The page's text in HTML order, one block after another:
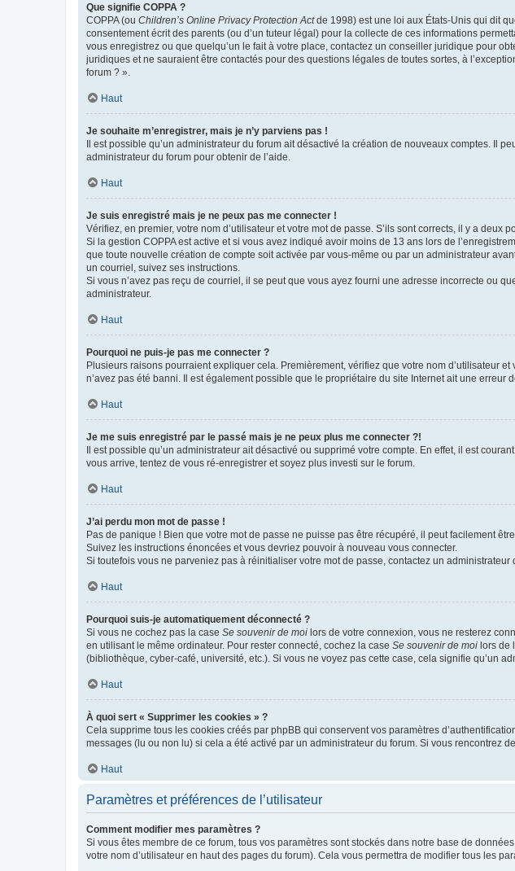
Que signifie COPPA ?
COPPA (ou Children’s Online Privacy Protection Actde 1998) est une loi aux États-Unis qui dit
consentement écrit des parents (ou d’un tuteur légal) pour la collecte de ces informations
vous enregistrez ou que quelqu’un le fait à votre place, contactez un conseiller juridique pour
juridiques et ne sauraient être contactés pour des questions légales de toutes sortes, à
forum ? ».
Haut
Je souhaite m’enregistrer, mais je n’y parviens pas !
Il est possible qu’un administrateur du forum ait désactivé la création de nouveaux comptes. Il
administrateur du forum pour obtenir de l’aide.
Haut
Je suis enregistré mais je ne peux pas me connecter !
Vérifiez, en premier, votre nom d’utilisateur et votre mot de passe. S’ils sont corrects, il y a deux
Si la gestion COPPA est active et si vous avez indiqué avoir moins de 13 ans lors de
que toute nouvelle création de compte soit activée par vous-même ou par un administrateur
un courriel, suivez ses instructions.
Si vous n’avez pas reçu de courriel, il se peut que vous ayez fourni une adresse incorrecte ou
administrateur.
Haut
Pourquoi ne puis-je pas me connecter ?
Plusieurs raisons pourraient expliquer cela. Premièrement, vérifiez que votre nom d’utilisateur
n’avez pas été banni. Il est également possible que le propriétaire du site Internet ait une erreur
Haut
Je me suis enregistré par le passé mais je ne peux plus me connecter ?!
Il est possible qu’un administrateur ait désactivé ou supprimé votre compte. En effet, il est
vous arrive, tentez de vous ré-enregistrer et soyez plus investi sur le forum.
Haut
J’ai perdu mon mot de passe !
Pas de panique ! Bien que votre mot de passe ne puisse pas être récupéré, il peut facilement
Suivez les instructions énoncées et vous devriez pouvoir à nouveau vous connecter.
Si toutefois vous ne parveniez pas à réinitialiser votre mot de passe, contactez un administrateur
Haut
Pourquoi suis-je automatiquement déconnecté ?
Si vous ne cochez pas la case Se souvenir de moi lors de votre connexion, vous ne resterez
en utilisant le même ordinateur. Pour rester connecté, cochez la case Se souvenir de moi lors de
(bibliothèque, cyber-café, université, etc.). Si vous ne voyez pas cette case, cela signifie qu’un
Haut
À quoi sert « Supprimer les cookies » ?
Cela supprime tous les cookies créés par phpBB qui conservent vos paramètres
messages (lu ou non lu) si cela a été activé par un administrateur du forum. Si vous rencontrez
Haut
Paramètres et préférences de l’utilisateur
Comment modifier mes paramètres ?
Si vous êtes membre de ce forum, tous vos paramètres sont stockés dans notre base de
votre nom d’utilisateur en haut des pages du forum). Cela vous permettra de modifier tous les